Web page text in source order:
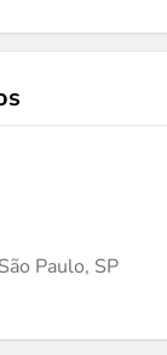
Paulo, SP